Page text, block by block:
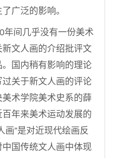
广泛的影响。
间几乎没有一份美术
文人画的介绍批评文
国内稍有影响的理论
关于新文人画的评论
术学院美术史系的薛
年来美术运动发展的
画”是对近现代绘画反
国传统文人画中体现